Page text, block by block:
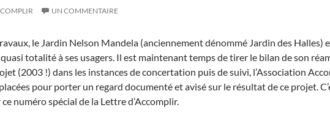
UN COMMENTAIRE
le Jardin Nelson Mandela (anciennement dénommé Jardin des Halles)
quasi totalité à ses usagers. Il est maintenant temps de tirer le bilan de son
(2003 !) dans les instances de concertation puis de suivi, l’Association
pour porter un regard documenté et avisé sur le résultat de ce projet.
numéro spécial de la Lettre d’Accomplir.